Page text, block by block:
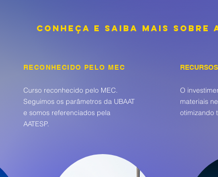
CONHEÇA E SAIBA MAIS SOBRE
RECONHECIDO PELO MEC
Curso reconhecido pelo MEC.
Seguimos os parâmetros da UBAAT
e somos referenciados pela
AATESP.
​O
materiais
otimizando